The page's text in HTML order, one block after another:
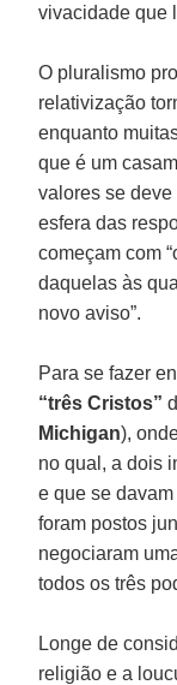
vivacidade que
O pluralismo
relativização
enquanto
que é um
valores se
esfera das
começam com
daquelas às
novo aviso”.
Para se fazer
“três Cristos”
Michigan),
no qual, a dois
e que se
foram postos
negociaram
todos os três
Longe de
religião e a